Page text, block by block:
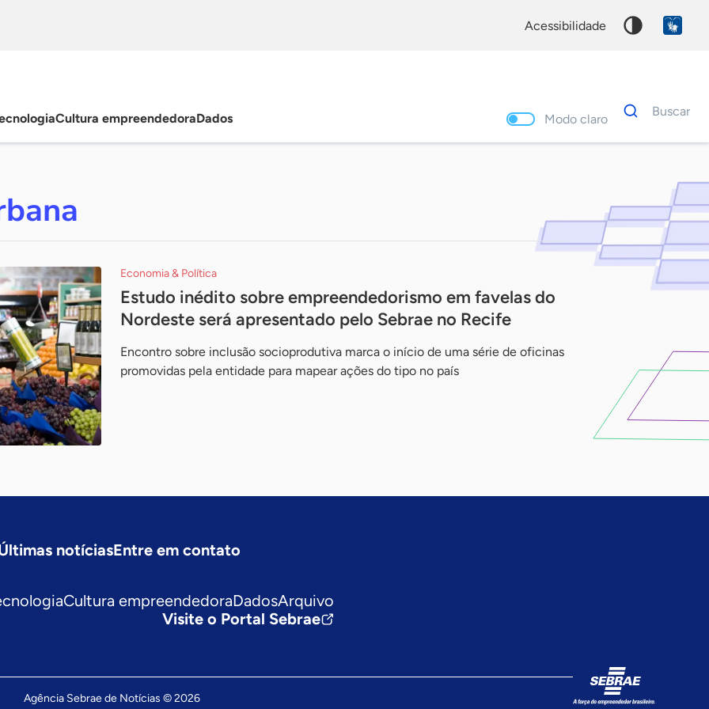
acessibilidade
Cultura empreendedoraDados Modo claro
Dados
para
Buscar
Economia & Política
Estudo inédito sobre empreendedorismo em favelas do
Nordeste será apresentado pelo Sebrae no Recife
Encontro sobre inclusão socioprodutiva marca o início de uma série de oficinas
promovidas pela entidade para mapear ações do tipo no país
notíciasEntre em contato
Cultura empreendedoraDadosArquivo
Visite o Portal Sebrae
Agência Sebrae de Notícias © 2026